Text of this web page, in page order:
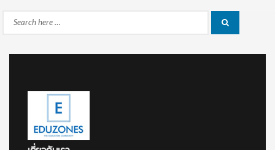
Search